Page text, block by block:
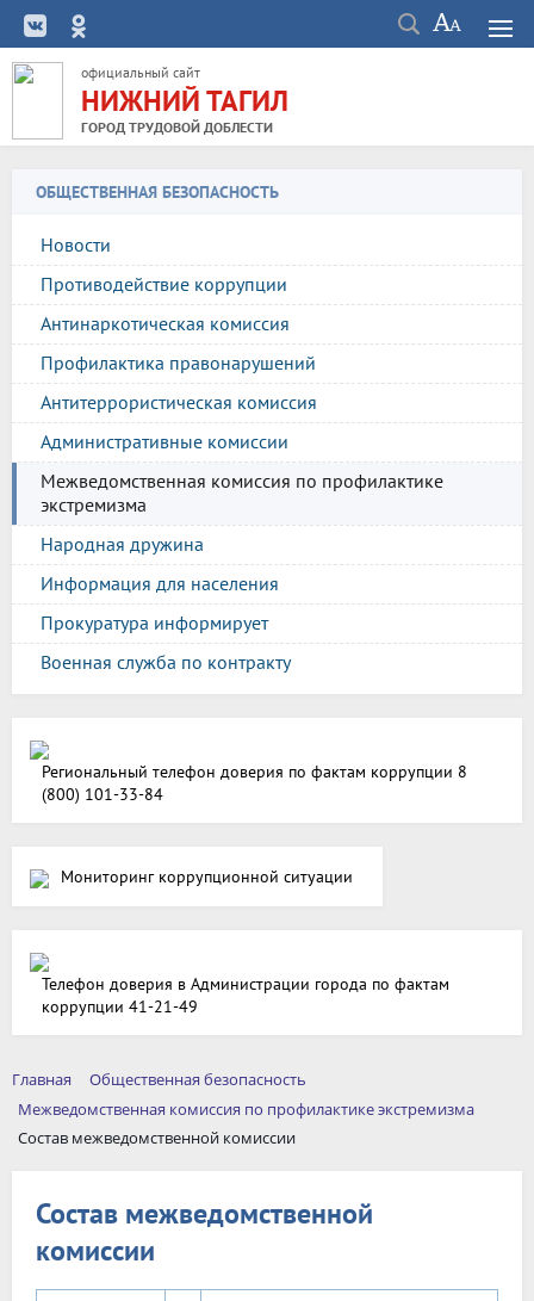
официальный сайт
НИЖНИЙ ТАГИЛ
ГОРОД ТРУДОВОЙ ДОБЛЕСТИ
ОБЩЕСТВЕННАЯ БЕЗОПАСНОСТЬ
Новости
Противодействие коррупции
Антинаркотическая комиссия
Профилактика правонарушений
Антитеррористическая комиссия
Административные комиссии
Межведомственная комиссия по профилактике
экстремизма
Народная дружина
Информация для населения
Прокуратура информирует
Военная служба по контракту
Региональный телефон доверия по фактам коррупции 8
(800) 101-33-84
Мониторинг коррупционной ситуации
Телефон доверия в Администрации города по фактам
коррупции 41-21-49
Главная
Общественная безопасность
Межведомственная комиссия по профилактике экстремизма
Состав межведомственной комиссии
Состав межведомственной
комиссии